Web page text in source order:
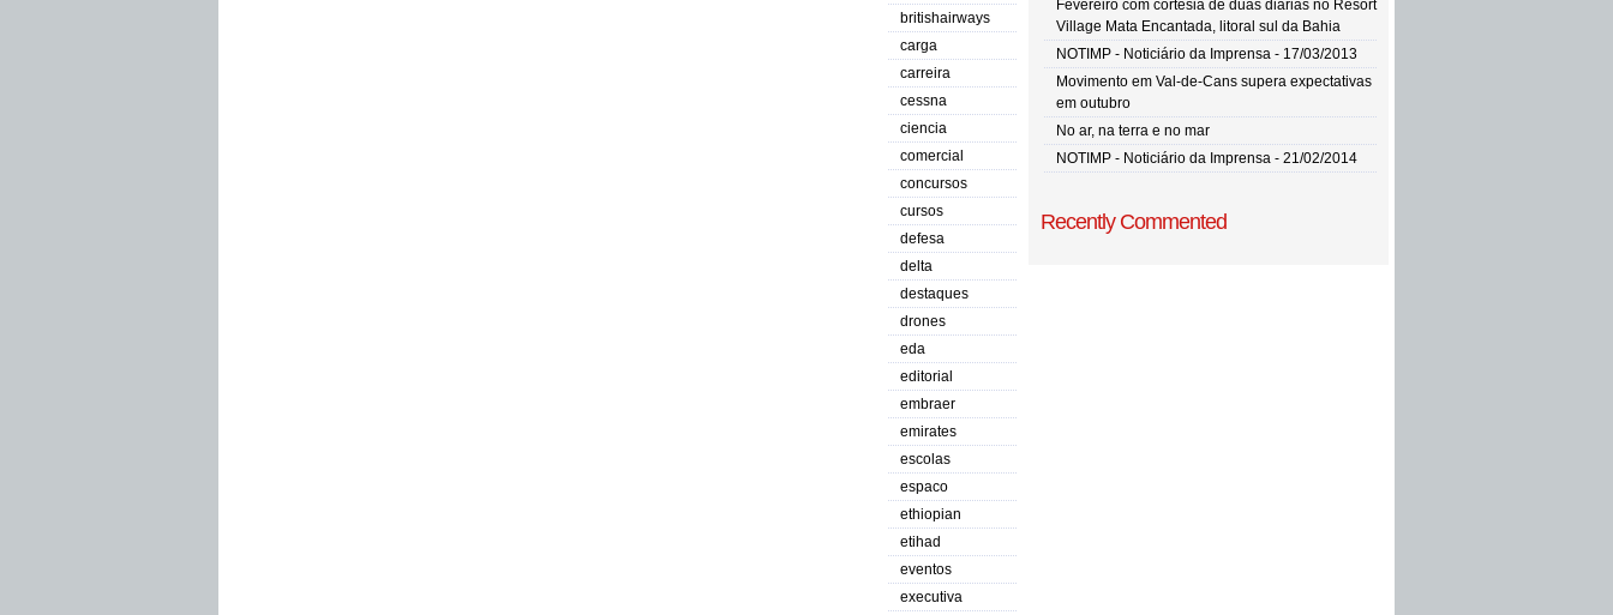
britishairways
carga
carreira
cessna
ciencia
comercial
concursos
cursos
defesa
delta
destaques
drones
eda
editorial
embraer
emirates
escolas
espaco
ethiopian
etihad
eventos
executiva
Fevereiro com cortesia de duas diárias no Resort
Village Mata Encantada, litoral sul da Bahia
NOTIMP - Noticiário da Imprensa - 17/03/2013
Movimento em Val-de-Cans supera expectativas
em outubro
No ar, na terra e no mar
NOTIMP - Noticiário da Imprensa - 21/02/2014
Recently Commented